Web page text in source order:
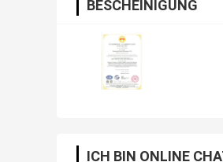
BESCHEINIGUNG
ICH BIN ONLINE